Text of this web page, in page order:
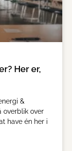
Her er,
&
overblik over
have én her i